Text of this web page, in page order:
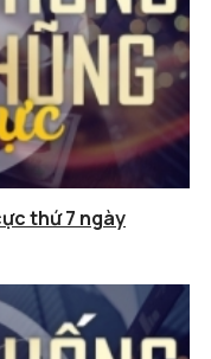
thứ 7 ngày